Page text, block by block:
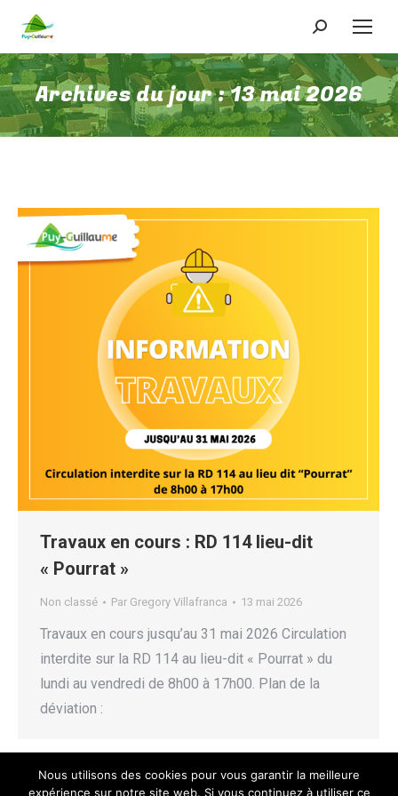
Recherche
:
Archives du jour :13 mai 2026
Travaux en cours : RD 114 lieu-dit
« Pourrat »
Non classé Par Gregory Villafranca 13 mai 2026
Travaux en cours jusqu’au 31 mai 2026 Circulation
interdite sur la RD 114 au lieu-dit « Pourrat » du
lundi au vendredi de 8h00 à 17h00. Plan de la
déviation :
Nous utilisons des cookies pour vous garantir la meilleure
expérience sur notre site web. Si vous continuez à utiliser ce